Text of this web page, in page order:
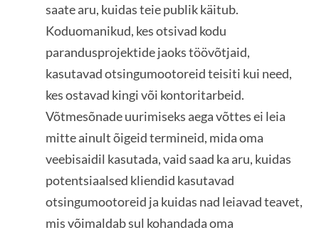
saate aru, kuidas teie publik käitub.
Koduomanikud, kes otsivad kodu
parandusprojektide jaoks töövõtjaid,
kasutavad otsingumootoreid teisiti kui need,
kes ostavad kingi või kontoritarbeid.
Võtmesõnade uurimiseks aega võttes ei leia
mitte ainult õigeid termineid, mida oma
veebisaidil kasutada, vaid saad ka aru, kuidas
potentsiaalsed kliendid kasutavad
otsingumootoreid ja kuidas nad leiavad teavet,
mis võimaldab sul kohandada oma